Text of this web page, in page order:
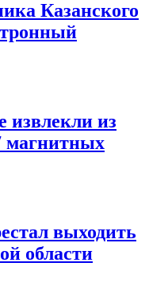
Казанского
извлекли из
магнитных
выходить
области